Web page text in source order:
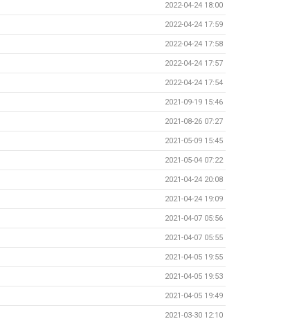
2022-04-24 18:00
2022-04-24 17:59
2022-04-24 17:58
2022-04-24 17:57
2022-04-24 17:54
2021-09-19 15:46
2021-08-26 07:27
2021-05-09 15:45
2021-05-04 07:22
2021-04-24 20:08
2021-04-24 19:09
2021-04-07 05:56
2021-04-07 05:55
2021-04-05 19:55
2021-04-05 19:53
2021-04-05 19:49
2021-03-30 12:10